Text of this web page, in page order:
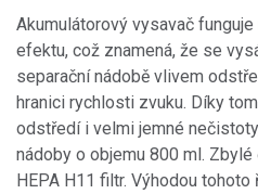
Akumulátorový vysavač
efektu, což znamená, že se
separační nádobě vlivem
hranici rychlosti zvuku. Díky
odstředí i velmi jemné
nádoby o objemu 800 ml.
HEPA H11 filtr. Výhodou